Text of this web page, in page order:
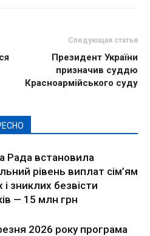
Следующая статья
Президент України
призначив суддю
Красноармійського суду
Рада встановила
рівень виплат сім’ям
і зниклих безвісти
— 15 млн грн
2026 року програма